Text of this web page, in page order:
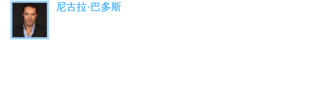
尼古拉·巴多斯